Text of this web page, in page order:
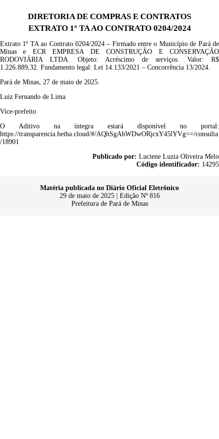
DIRETORIA DE COMPRAS E CONTRATOS
EXTRATO 1º TA AO CONTRATO 0204/2024
Extrato 1º TA ao Contrato 0204/2024 – Firmado entre o Município de Pará de
Minas e ECR EMPRESA DE CONSTRUÇÃO E CONSERVAÇÃO
RODOVIÁRIA LTDA. Objeto: Acréscimo de serviços. Valor:R$
1.226.889,32. Fundamento legal: Lei 14.133/2021 – Concorrência 13/2024.
Pará de Minas, 27 de maio de 2025.
Luiz Fernando de Lima
Vice-prefeito
O Aditivo na íntegra estará disponível no portal:
https://transparencia.betha.cloud/#/AQhSgAbWDwORjcxY45lYVg==/consulta
/18901
Publicado por: Luciene Luzia Oliveira Melo
Código identificador: 14295
Matéria publicada no Diário Oficial Eletrônico
29 de maio de 2025 | Edição Nº 816
Prefeitura de Pará de Minas